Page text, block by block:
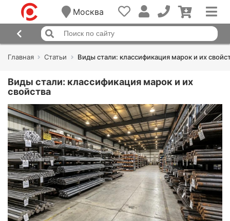
Москва
Главная Статьи Виды стали: классификация марок и их
Виды стали: классификация марок и их
свойства